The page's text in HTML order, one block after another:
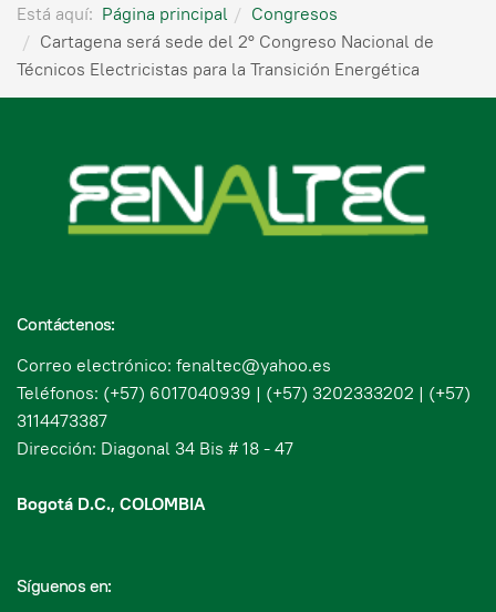
Está aquí: Página principal
Congresos
Cartagena será sede del 2° Congreso Nacional de
Técnicos Electricistas para la Transición Energética
Contáctenos:
Correo electrónico: fenaltec@yahoo.es
Teléfonos: (+57) 6017040939 | (+57) 3202333202 | (+57)
3114473387
Dirección: Diagonal 34 Bis # 18 - 47
Bogotá D.C., COLOMBIA
Síguenos en: